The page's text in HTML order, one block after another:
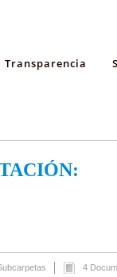
Transparencia
4